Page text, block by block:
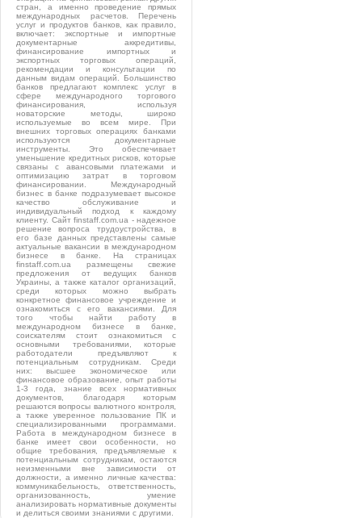
стран, а именно проведение прямых
международных расчетов. Перечень
услуг и продуктов банков, как правило,
включает: экспортные и импортные
документарные аккредитивы,
финансирование импортных и
экспортных торговых операций,
рекомендации и консультации по
данным видам операций. Большинство
банков предлагают комплекс услуг в
сфере международного торгового
финансирования, используя
новаторские методы, широко
используемые во всем мире. При
внешних торговых операциях банками
используются документарные
инструменты. Это обеспечивает
уменьшение кредитных рисков, которые
связаны с авансовыми платежами и
оптимизацию затрат в торговом
финансировании. Международный
бизнес в банке подразумевает высокое
качество обслуживание и
индивидуальный подход к каждому
клиенту. Сайт finstaff.com.ua - надежное
решение вопроса трудоустройства, в
его базе данных представлены самые
актуальные вакансии в международном
бизнесе в банке. На страницах
finstaff.com.ua размещены свежие
предложения от ведущих банков
Украины, а также каталог организаций,
среди которых можно выбрать
конкретное финансовое учреждение и
ознакомиться с его вакансиями. Для
того чтобы найти работу в
международном бизнесе в банке,
соискателям стоит ознакомиться с
основными требованиями, которые
работодатели предъявляют к
потенциальным сотрудникам. Среди
них: высшее экономическое или
финансовое образование, опыт работы
1-3 года, знание всех нормативных
документов, благодаря которым
решаются вопросы валютного контроля,
а также уверенное пользование ПК и
специализированными программами.
Работа в международном бизнесе в
банке имеет свои особенности, но
общие требования, предъявляемые к
потенциальным сотрудникам, остаются
неизменными вне зависимости от
должности, а именно личные качества:
коммуникабельность, ответственность,
организованность, умение
анализировать нормативные документы
и делиться своими знаниями с другими.